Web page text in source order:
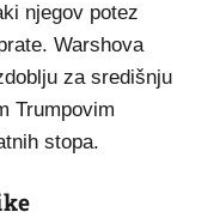
njegov potez
Warshova
za središnju
Trumpovim
stopa.